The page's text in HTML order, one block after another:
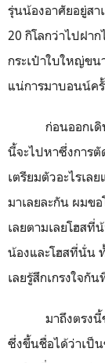
รุ่นน้องอาศัยอยู่สา
20 กิโลกว่าไปฝา
กระเป๋าใบใหญ่ขน
แน่การมาบอนน์ค
ก่อนออกเ
นี้จะไปหาซึ่งการ
เตรียมตัวอะไรเล
มาเลยละกัน ผมข
เลยตามเลยโฮสที่
น้องและโฮสที่นั่น
เลยรู้สึกเกรงใจกัน
มาถึงตรง
ซึ่งขึ้นชื่อได้ว่าเป็